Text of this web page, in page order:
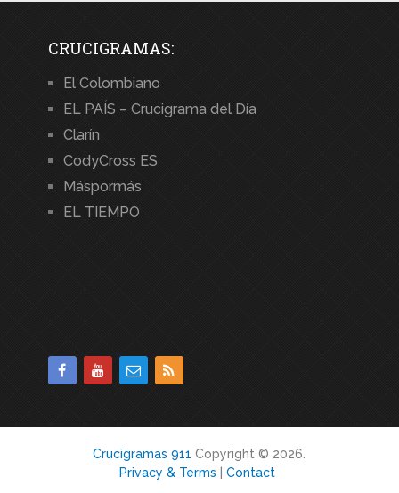
CRUCIGRAMAS:
El Colombiano
EL PAÍS – Crucigrama del Día
Clarín
CodyCross ES
Máspormás
EL TIEMPO
Crucigramas 911 Copyright © 2026.
Privacy & Terms |Contact